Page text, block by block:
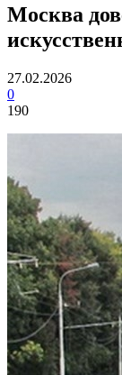
Москва
27.02.2026
0
190